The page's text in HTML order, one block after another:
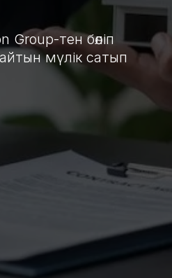
Group-тен бөліп
мүлік сатып